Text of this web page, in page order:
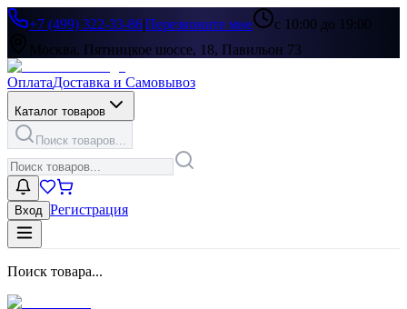
+7 (499) 322-33-86|Перезвоните мне
с 10:00 до 19:00
Москва, Пятницкое шоссе, 18, Павильон 73
ОплатаДоставка и Самовывоз
Каталог товаров
Поиск товаров...
Вход Регистрация
Поиск товара...